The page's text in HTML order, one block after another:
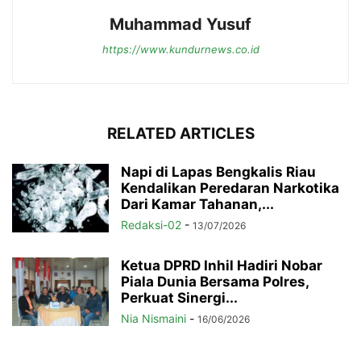
Muhammad Yusuf
https://www.kundurnews.co.id
RELATED ARTICLES
Napi di Lapas Bengkalis Riau
Kendalikan Peredaran Narkotika
Dari Kamar Tahanan,...
Redaksi-02 - 13/07/2026
Ketua DPRD Inhil Hadiri Nobar
Piala Dunia Bersama Polres,
Perkuat Sinergi...
Nia Nismaini - 16/06/2026